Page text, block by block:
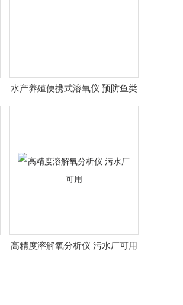
水产养殖便携式溶氧仪 预防鱼类
浮头泛塘
高精度溶解氧分析仪 污水厂可用